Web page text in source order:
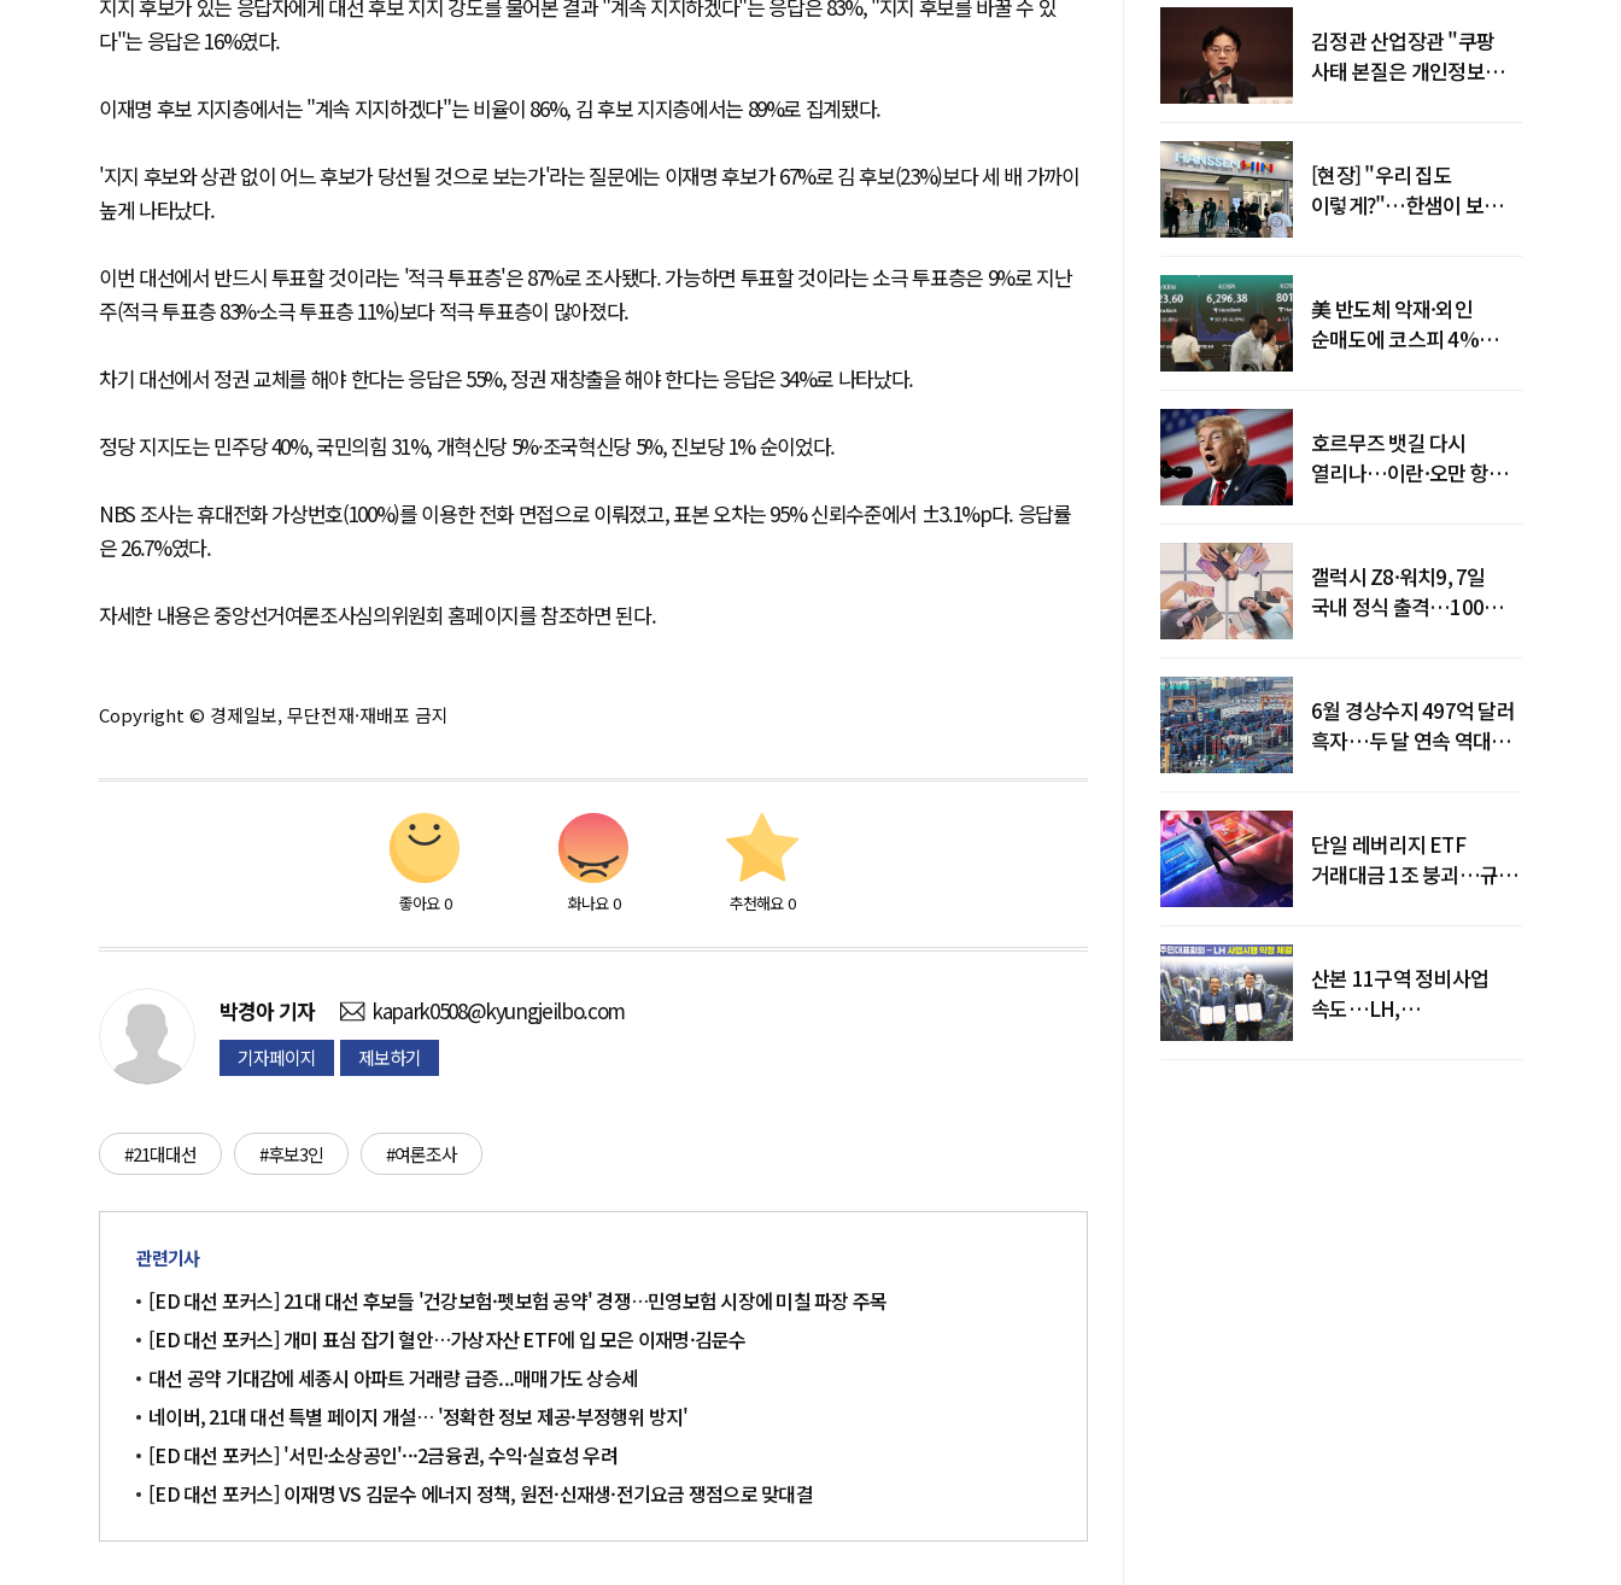
지지 후보가 있는 응답자에게 대선 후보 지지 강도를 물어본 결과 "계속 지지하겠다"는 응답은 83%, "지지 후보를 바꿀 수 있
다"는 응답은 16%였다.
이재명 후보 지지층에서는 "계속 지지하겠다"는 비율이 86%, 김 후보 지지층에서는 89%로 집계됐다.
'지지 후보와 상관 없이 어느 후보가 당선될 것으로 보는가'라는 질문에는 이재명 후보가 67%로 김 후보(23%)보다 세 배 가까이
높게 나타났다.
이번 대선에서 반드시 투표할 것이라는 '적극 투표층'은 87%로 조사됐다. 가능하면 투표할 것이라는 소극 투표층은 9%로 지난
주(적극 투표층 83%·소극 투표층 11%)보다 적극 투표층이 많아졌다.
차기 대선에서 정권 교체를 해야 한다는 응답은 55%, 정권 재창출을 해야 한다는 응답은 34%로 나타났다.
정당 지지도는 민주당 40%, 국민의힘 31%, 개혁신당 5%·조국혁신당 5%, 진보당 1% 순이었다.
NBS 조사는 휴대전화 가상번호(100%)를 이용한 전화 면접으로 이뤄졌고, 표본 오차는 95% 신뢰수준에서 ±3.1%p다. 응답률
은 26.7%였다.
자세한 내용은 중앙선거여론조사심의위원회 홈페이지를 참조하면 된다.
Copyright © 경제일보, 무단전재·재배포 금지
좋아요 0 화나요 0 추천해요 0
박경아기자 kapark0508@kyungjeilbo.com
기자페이지 제보하기
#21대대선 #후보3인 #여론조사
관련기사
[ED 대선 포커스] 21대 대선 후보들 '건강보험·펫보험 공약' 경쟁…민영보험 시장에 미칠 파장 주목
[ED 대선 포커스] 개미 표심 잡기 혈안…가상자산 ETF에 입 모은 이재명·김문수
대선 공약 기대감에 세종시 아파트 거래량 급증...매매가도 상승세
네이버, 21대 대선 특별 페이지 개설… '정확한 정보 제공·부정행위 방지'
[ED 대선 포커스] '서민·소상공인'···2금융권, 수익·실효성 우려
[ED 대선 포커스] 이재명 VS 김문수 에너지 정책, 원전·신재생·전기요금 쟁점으로 맞대결
김정관 산업장관 "쿠팡
사태 본질은 개인정보
[현장] "우리 집도
이렇게?"…한샘이 보여준
美 반도체 악재·외인
순매도에 코스피 4%
호르무즈 뱃길 다시
열리나…이란·오만 항로
갤럭시 Z8·워치9, 7일
국내 정식 출격…100개국
6월 경상수지 497억 달러
흑자…두 달 연속 역대
단일 레버리지 ETF
거래대금 1조 붕괴…규제
산본 11구역 정비사업
속도…LH,